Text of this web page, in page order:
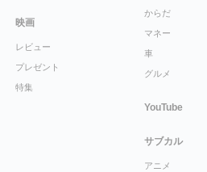
映画
レビュー
プレゼント
特集
からだ
マネー
車
グルメ
YouTube
サブカル
アニメ